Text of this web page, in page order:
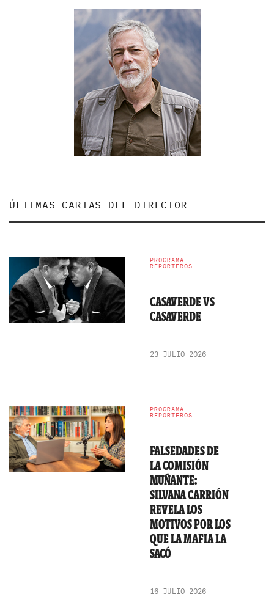
ÚLTIMAS CARTAS DEL DIRECTOR
PROGRAMA
REPORTEROS
CASAVERDE VS
CASAVERDE
23 JULIO 2026
PROGRAMA
REPORTEROS
FALSEDADES DE
LA COMISIÓN
MUÑANTE:
SILVANA CARRIÓN
REVELA LOS
MOTIVOS POR LOS
QUE LA MAFIA LA
SACÓ
16 JULIO 2026